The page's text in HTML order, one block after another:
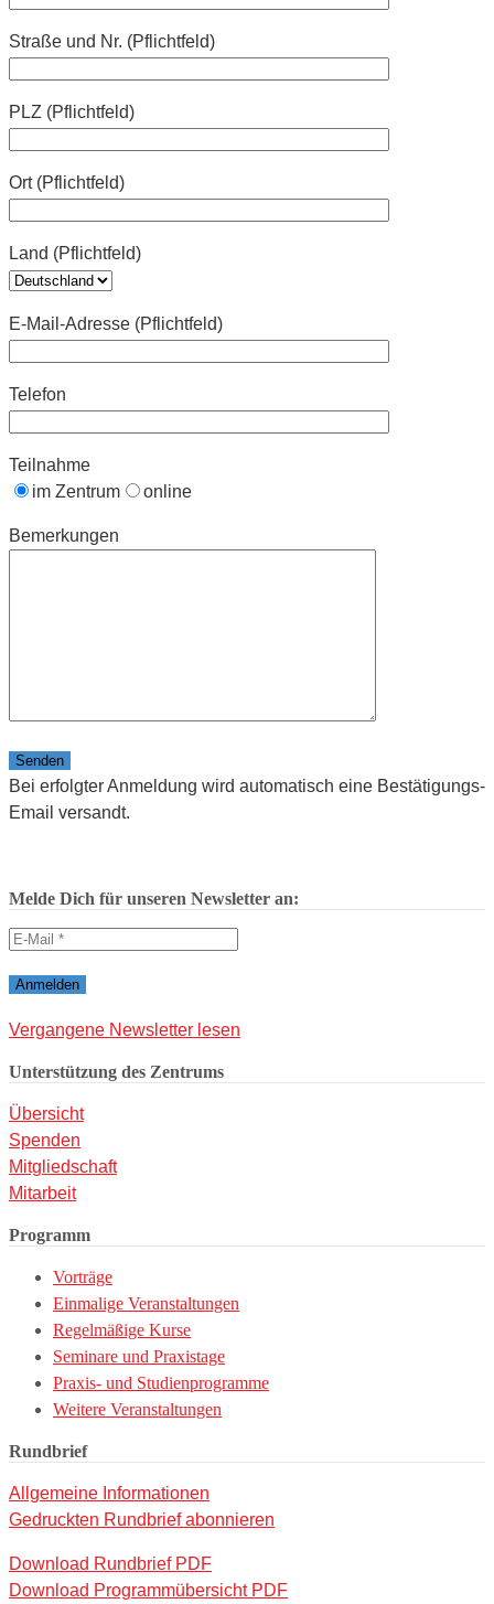
Straße und Nr. (Pflichtfeld)
PLZ (Pflichtfeld)
Ort (Pflichtfeld)
Land (Pflichtfeld)
E-Mail-Adresse (Pflichtfeld)
Telefon
Teilnahme
im Zentrum
online
Bemerkungen
Bitte lasse dieses Feld leer.
Bei erfolgter Anmeldung wird automatisch eine Bestätigungs-
Email versandt.
Melde Dich für unseren Newsletter an:
Vergangene Newsletter lesen
Unterstützung des Zentrums
Übersicht
Spenden
Mitgliedschaft
Mitarbeit
Programm
Vorträge
Einmalige Veranstaltungen
Regelmäßige Kurse
Seminare und Praxistage
Praxis- und Studienprogramme
Weitere Veranstaltungen
Rundbrief
Allgemeine Informationen
Gedruckten Rundbrief abonnieren
Download Rundbrief PDF
Download Programmübersicht PDF